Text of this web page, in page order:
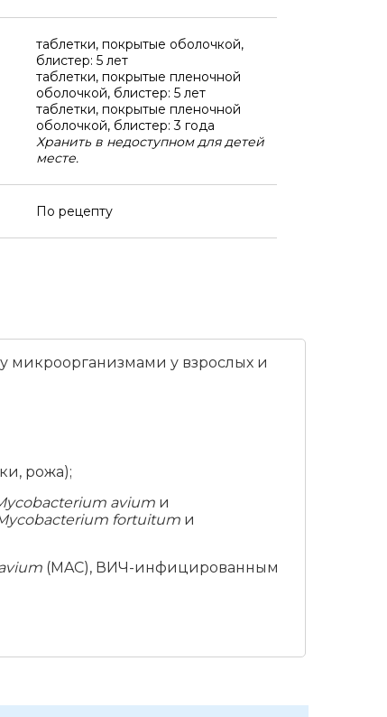
таблетки, покрытые оболочкой,
блистер: 5 лет
таблетки, покрытые пленочной
оболочкой, блистер: 5 лет
таблетки, покрытые пленочной
оболочкой, блистер: 3 года
Хранить в недоступном для детей
месте.
По рецепту
микроорганизмами у взрослых и
рожа);
aviumи
fortuitumи
(MAC), ВИЧ-инфицированным